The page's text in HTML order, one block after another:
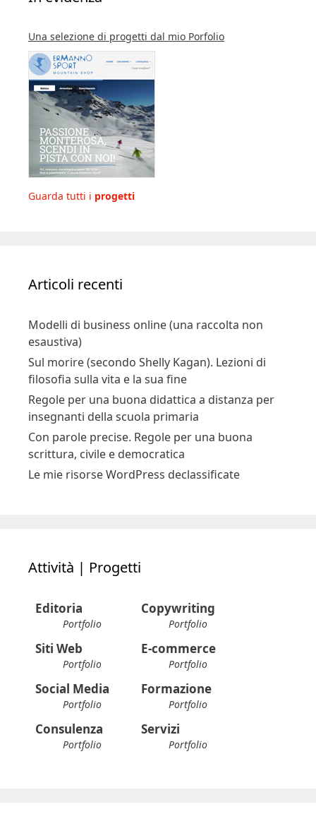
Una selezione di progetti dal mio Porfolio
Guarda tutti i progetti
Articoli recenti
Modelli di business online (una raccolta non
esaustiva)
Sul morire (secondo Shelly Kagan). Lezioni di
filosofia sulla vita e la sua fine
Regole per una buona didattica a distanza per
insegnanti della scuola primaria
Con parole precise. Regole per una buona
scrittura, civile e democratica
Le mie risorse WordPress declassificate
Attività | Progetti
Editoria
Portfolio
Copywriting
Portfolio
Siti Web
Portfolio
E-commerce
Portfolio
Social Media
Portfolio
Formazione
Portfolio
Consulenza
Portfolio
Servizi
Portfolio